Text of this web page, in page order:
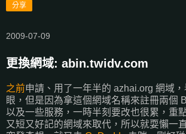
分享
2009-07-09
更換網域: abin.twidv.com
之前申請、用了一年半的 azhai.org 網域
眼，但是因為拿這個網域名稱來註冊兩個
以及一些服務，一時半刻要改也很累，重
又短又好記的網域來取代，所以就耍懶一